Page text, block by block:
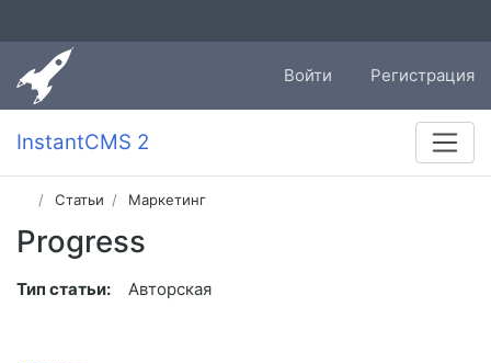
Войти Регистрация
InstantCMS 2
Статьи Маркетинг
Progress
Тип статьи: Авторская